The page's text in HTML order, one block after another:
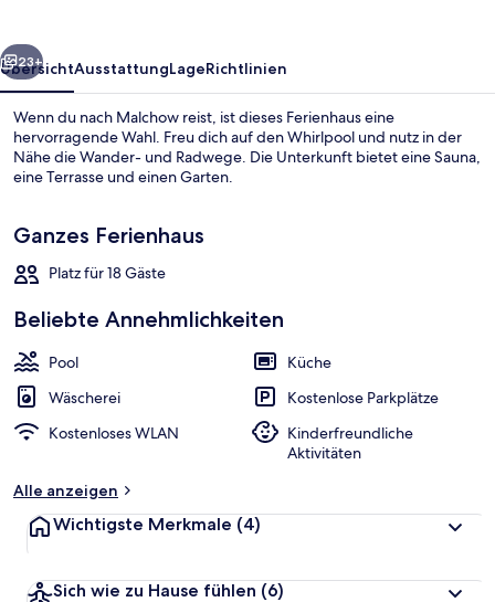
Weiter
23+
ÜbersichtAusstattungLageRichtlinien
Wenn du nach Malchow reist, ist dieses Ferienhaus eine
hervorragende Wahl. Freu dich auf den Whirlpool und nutz in der
Nähe die Wander- und Radwege. Die Unterkunft bietet eine Sauna,
eine Terrasse und einen Garten.
Ganzes Ferienhaus
Platz für 18 Gäste
Beliebte Annehmlichkeiten
Pool
Küche
Wäscherei
Kostenlose Parkplätze
Kostenloses WLAN
Kinderfreundliche
Aktivitäten
Alle anzeigen
Wichtigste Merkmale (4)
Sich wie zu Hause fühlen (6)